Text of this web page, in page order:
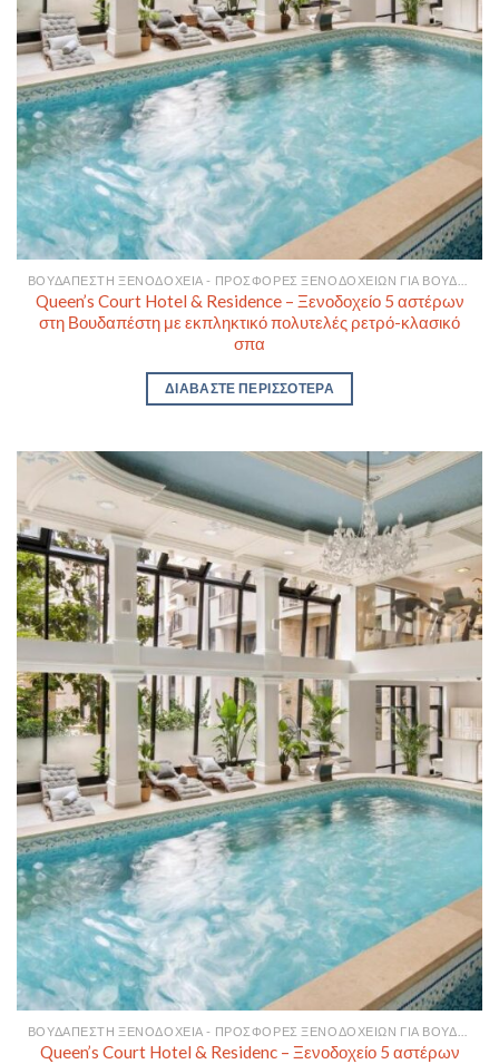
Queen’s Court Hotel & Residence – Ξενοδοχείο 5 αστέρων
στη Βουδαπέστη με εκπληκτικό πολυτελές ρετρό-κλασικό
σπα
ΔΙΑΒΆΣΤΕ ΠΕΡΙΣΣΌΤΕΡΑ
Queen’s Court Hotel & Residenc – Ξενοδοχείο 5 αστέρων